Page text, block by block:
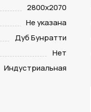
2800х2070
Не указана
Дуб Бунратти
Нет
Индустриальная